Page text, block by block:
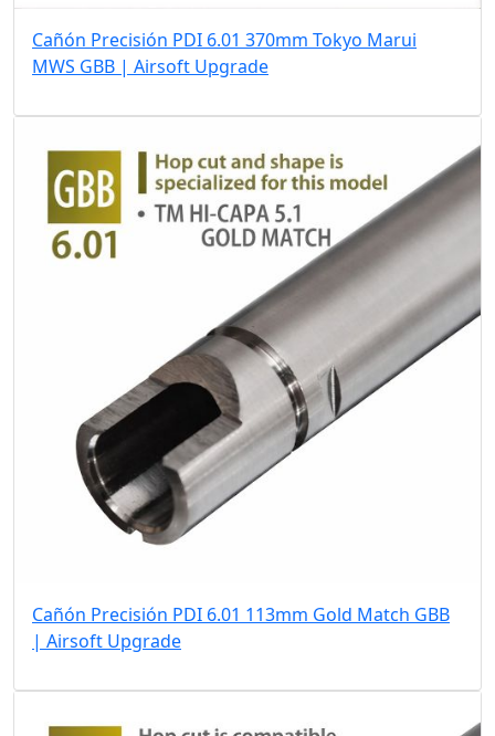
Cañón Precisión PDI 6.01 370mm Tokyo Marui
MWS GBB | Airsoft Upgrade
Cañón Precisión PDI 6.01 113mm Gold Match GBB
| Airsoft Upgrade